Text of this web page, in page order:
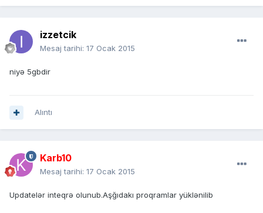
izzetcik
Mesaj tarihi: 17 Ocak 2015
niyə 5gbdir
Alıntı
Karb10
Mesaj tarihi: 17 Ocak 2015
Updatelər inteqrə olunub.Aşğıdakı proqramlar yüklənilib